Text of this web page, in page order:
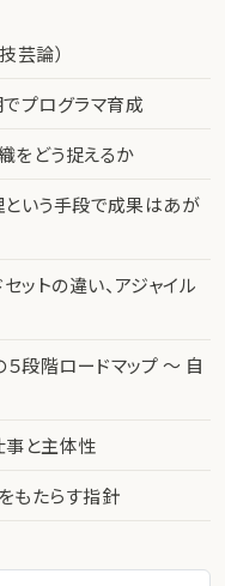
芸論）
プログラマ育成
をどう捉えるか
という手段で成果はあが
ットの違い、アジャイル
段階ロードマップ 〜 自
事と主体性
もたらす指針